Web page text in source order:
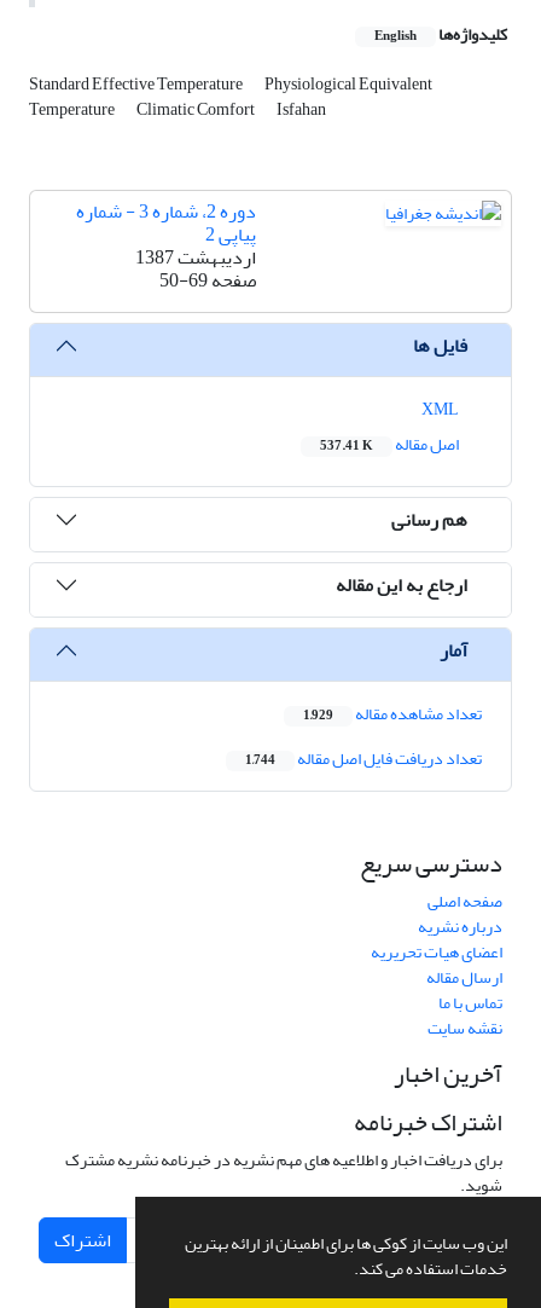
این وب سایت از کوکی ها برای اطمینان از ارائه بهترین
خدمات استفاده می کند.
کلیدواژه‌ها English
Standard Effective Temperature Physiological Equivalent
Temperature Climatic Comfort Isfahan
دوره 2، شماره 3 - شماره
پیاپی 2
اردیبهشت 1387
صفحه50-69
فایل ها
اصل مقاله
537.41 K
هم رسانی
ارجاع به این مقاله
آمار
تعداد مشاهده مقاله 1,929
تعداد دریافت فایل اصل مقاله 1,744
دسترسی سریع
صفحه اصلی
درباره نشریه
اعضای هیات تحریریه
ارسال مقاله
تماس با ما
نقشه سایت
آخرین اخبار
اشتراک خبرنامه
برای دریافت اخبار و اطلاعیه های مهم نشریه در خبرنامه نشریه مشترک
شوید.
اشتراک